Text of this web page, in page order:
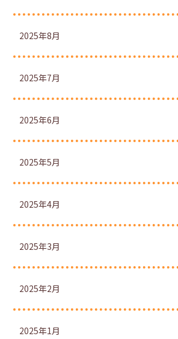
2025年8月
2025年7月
2025年6月
2025年5月
2025年4月
2025年3月
2025年2月
2025年1月